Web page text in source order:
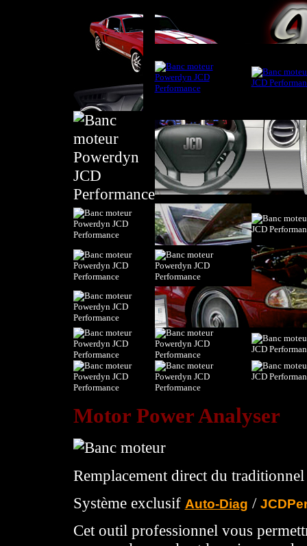
Motor Power Analyser
Remplacement direct du
Système exclusif Auto-Diag /
Cet outil professionnel vous